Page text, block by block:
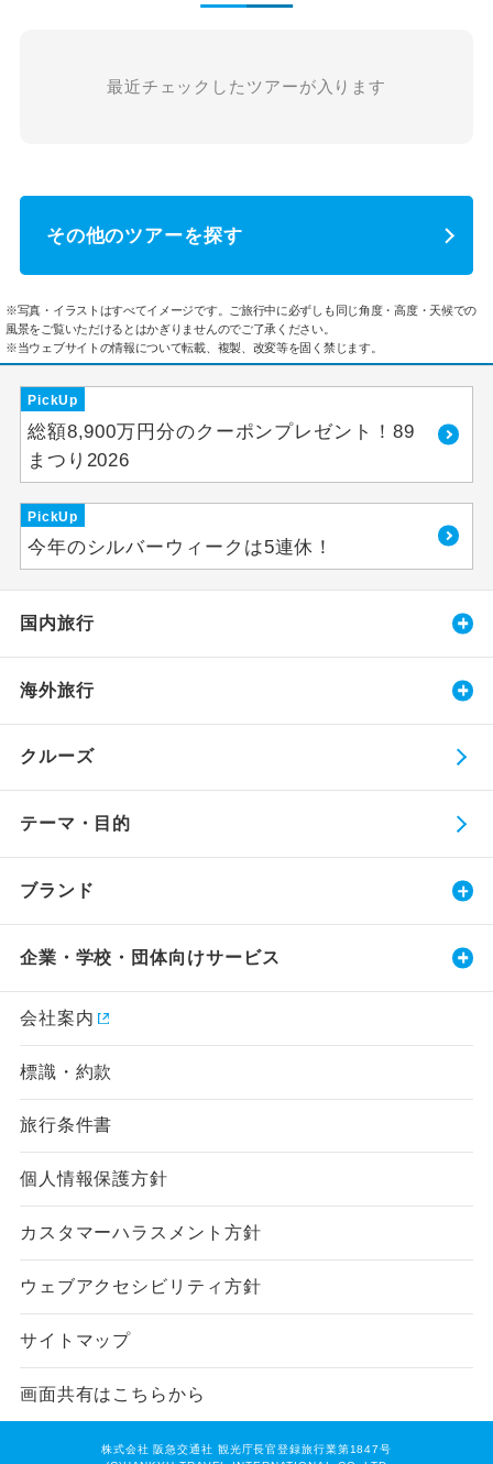
最近チェックしたツアーが入ります
その他のツアーを探す
※写真・イラストはすべてイメージです。ご旅行中に必ずしも同じ角度・高度・天候での
風景をご覧いただけるとはかぎりませんのでご了承ください。
※当ウェブサイトの情報について転載、複製、改変等を固く禁じます。
PickUp
総額8,900万円分のクーポンプレゼント！89
まつり2026
PickUp
今年のシルバーウィークは5連休！
国内旅行
海外旅行
クルーズ
テーマ・目的
ブランド
企業・学校・団体向けサービス
会社案内
標識・約款
旅行条件書
個人情報保護方針
カスタマーハラスメント方針
ウェブアクセシビリティ方針
サイトマップ
画面共有はこちらから
株式会社 阪急交通社 観光庁長官登録旅行業第1847号